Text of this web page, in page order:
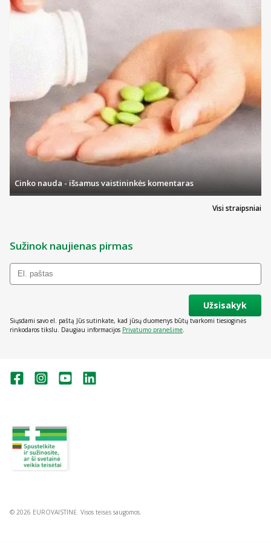
Visi straipsniai
Cinko nauda - išsamus vaistininkės komentaras
Sužinok naujienas pirmas
Užsisakyk
Siųsdami savo el. paštą Jūs sutinkate, kad jūsų duomenys būtų tvarkomi tiesioginės
rinkodaros tikslu. Daugiau informacijos Privatumo pranešime.
© 2026 EUROVAISTINĖ. Visos teisės saugomos.